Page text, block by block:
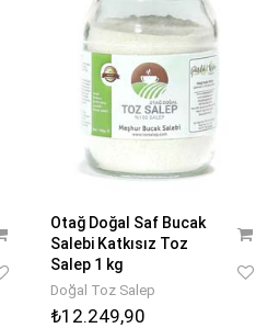
Otağ Doğal Saf Bucak
Salebi Katkısız Toz
Salep 1 kg
Doğal Toz Salep
₺12.249,90